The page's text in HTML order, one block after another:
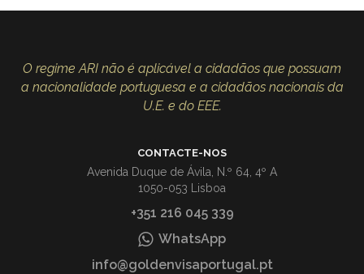
O regime ARI não é aplicável a cidadãos que possuam
a nacionalidade portuguesa e a cidadãos nacionais da
U.E. e do EEE.
CONTACTE-NOS
Avenida Duque de Ávila, N.º 64, 4º A
1050-053 Lisboa
+351 216 045 339
WhatsApp
info@goldenvisaportugal.pt